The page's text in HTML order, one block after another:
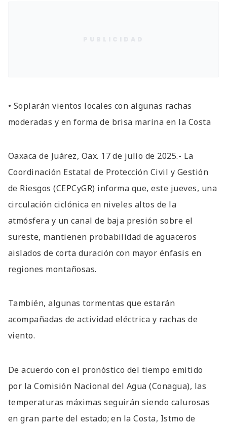
• Soplarán vientos locales con algunas rachas
moderadas y en forma de brisa marina en la Costa
Oaxaca de Juárez, Oax. 17 de julio de 2025.- La
Coordinación Estatal de Protección Civil y Gestión
de Riesgos (CEPCyGR) informa que, este jueves, una
circulación ciclónica en niveles altos de la
atmósfera y un canal de baja presión sobre el
sureste, mantienen probabilidad de aguaceros
aislados de corta duración con mayor énfasis en
regiones montañosas.
También, algunas tormentas que estarán
acompañadas de actividad eléctrica y rachas de
viento.
De acuerdo con el pronóstico del tiempo emitido
por la Comisión Nacional del Agua (Conagua), las
temperaturas máximas seguirán siendo calurosas
en gran parte del estado; en la Costa, Istmo de